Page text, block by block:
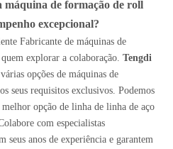
máquina de formação de roll
excepcional?
Fabricante de máquinas de
explorar a colaboração. Tengdi
opções de máquinas de
seus requisitos exclusivos. Podemos
opção de linha de linha de aço
com especialistas
seus anos de experiência e garantem